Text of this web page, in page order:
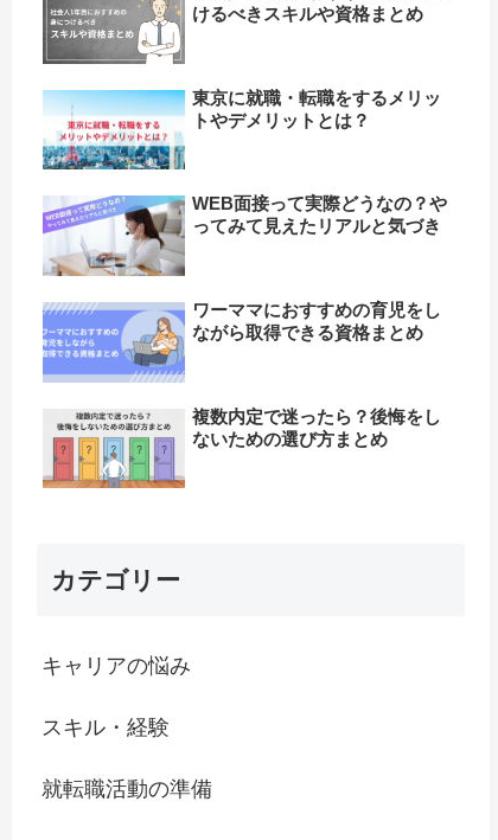
けるべきスキルや資格まとめ
東京に就職・転職をするメリッ
トやデメリットとは？
WEB面接って実際どうなの？や
ってみて見えたリアルと気づき
ワーママにおすすめの育児をし
ながら取得できる資格まとめ
複数内定で迷ったら？後悔をし
ないための選び方まとめ
カテゴリー
キャリアの悩み
スキル・経験
就転職活動の準備